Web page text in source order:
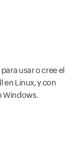
usar o cree el
en Linux, y con
Windows.